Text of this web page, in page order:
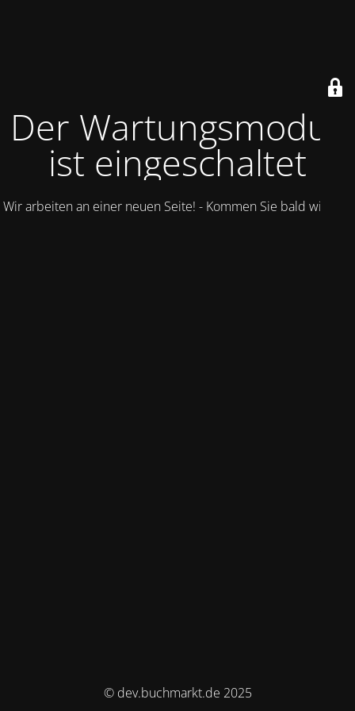
Der Wartungsmodus
ist eingeschaltet
Wir arbeiten an einer neuen Seite! - Kommen Sie bald wieder.
© dev.buchmarkt.de 2025